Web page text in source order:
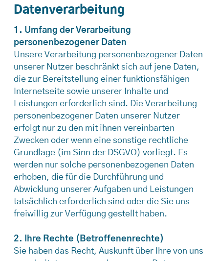
Datenverarbeitung
1. Umfang der Verarbeitung
personenbezogener Daten
Unsere Verarbeitung personenbezogener Daten
unserer Nutzer beschränkt sich auf jene Daten,
die zur Bereitstellung einer funktionsfähigen
Internetseite sowie unserer Inhalte und
Leistungen erforderlich sind. Die Verarbeitung
personenbezogener Daten unserer Nutzer
erfolgt nur zu den mit ihnen vereinbarten
Zwecken oder wenn eine sonstige rechtliche
Grundlage (im Sinn der DSGVO) vorliegt. Es
werden nur solche personenbezogenen Daten
erhoben, die für die Durchführung und
Abwicklung unserer Aufgaben und Leistungen
tatsächlich erforderlich sind oder die Sie uns
freiwillig zur Verfügung gestellt haben.
2. Ihre Rechte (Betroffenenrechte)
Sie haben das Recht, Auskunft über Ihre von uns